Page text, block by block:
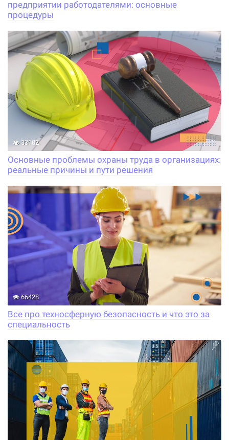
предприятии работодателями: основные
процедуры
33102
Основные проблемы охраны труда в организациях:
реальные причины и пути решения
66428
Все про техносферную безопасность и что это за
специальность